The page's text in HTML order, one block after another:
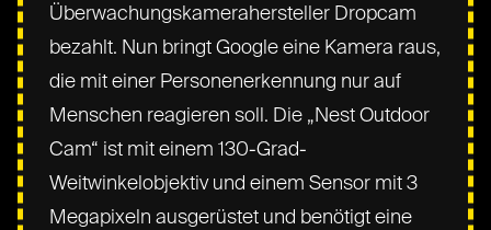
Überwachungskamerahersteller Dropcam
bezahlt. Nun bringt Google eine Kamera raus,
die mit einer Personenerkennung nur auf
Menschen reagieren soll. Die „Nest Outdoor
Cam“ ist mit einem 130-Grad-
Weitwinkelobjektiv und einem Sensor mit 3
Megapixeln ausgerüstet und benötigt eine